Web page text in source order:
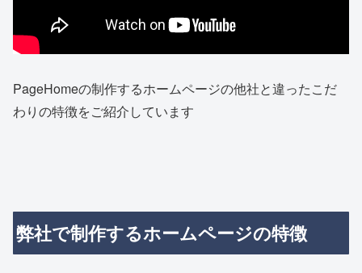
PageHomeの制作するホームページの他社と違ったこだ
わりの特徴をご紹介しています
弊社で制作するホームページの特徴